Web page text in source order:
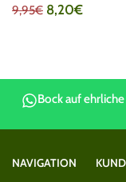
9,95€ 8,20€
Bock auf
NAVIGATION